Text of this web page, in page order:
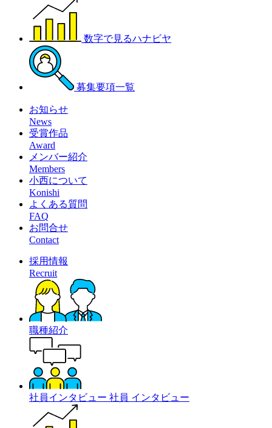
数字で見るハナビヤ
募集要項一覧
お知らせ
News
受賞作品
Award
メンバー紹介
Members
小西について
Konishi
よくある質問
FAQ
お問合せ
Contact
採用情報
Recruit
職種紹介
社員インタビュー 社員 インタビュー